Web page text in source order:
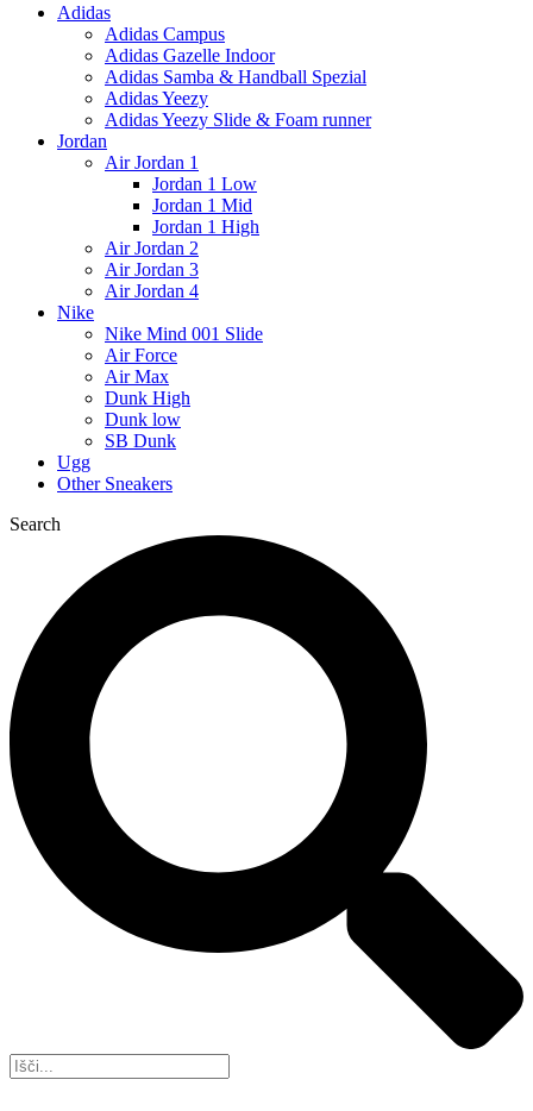
Adidas
Adidas Campus
Adidas Gazelle Indoor
Adidas Samba & Handball Spezial
Adidas Yeezy
Adidas Yeezy Slide & Foam runner
Jordan
Air Jordan 1
Jordan 1 Low
Jordan 1 Mid
Jordan 1 High
Air Jordan 2
Air Jordan 3
Air Jordan 4
Nike
Nike Mind 001 Slide
Air Force
Air Max
Dunk High
Dunk low
SB Dunk
Ugg
Other Sneakers
Search